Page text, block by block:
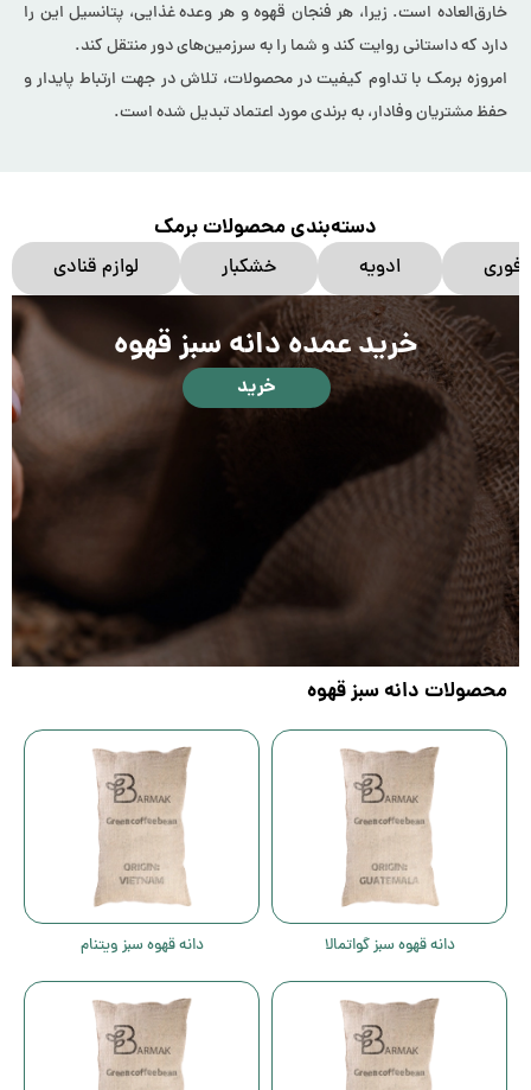
خارق‌العاده است. زیرا، هر فنجان قهوه و هر وعده غذایی، پتانسیل این را
دارد که داستانی روایت کند و شما را به سرزمین‌های دور منتقل کند.
امروزه برمک با تداوم کیفیت در محصولات، تلاش در جهت ارتباط پایدار و
حفظ مشتریان وفادار، به برندی مورد اعتماد تبدیل شده است.
دسته‌بندی محصولات برمک
فوری ادویه خشکبار لوازم قنادی
خرید عمده دانه سبز قهوه
خرید
محصولات دانه سبز قهوه
دانه قهوه سبز گواتمالا دانه قهوه سبز ویتنام